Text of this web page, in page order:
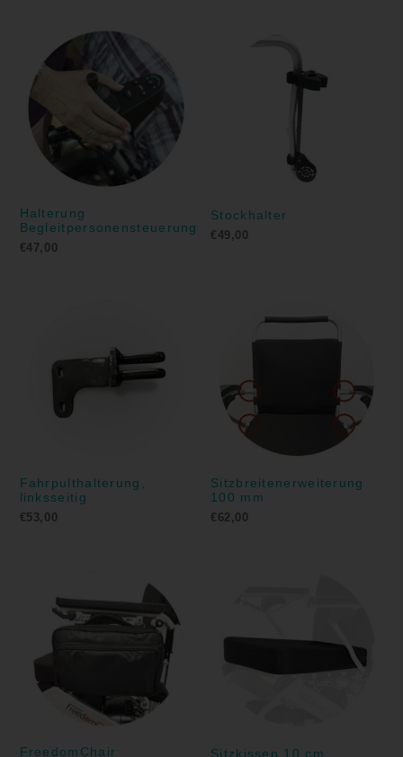
Halterung
Begleitpersonensteuerung
€47,00
Stockhalter
€49,00
Fahrpulthalterung,
linksseitig
€53,00
Sitzbreitenerweiterung
100 mm
€ 62,00
FreedomChair Sitzkissen 10 cm